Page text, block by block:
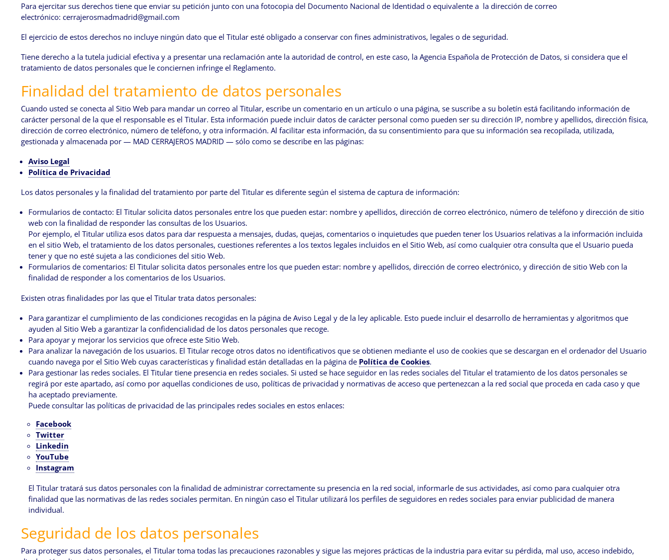
Para ejercitar sus derechos tiene que enviar su petición junto con una fotocopia del Documento Nacional de Identidad o equivalente a la dirección de correo
electrónico: cerrajerosmadmadrid@gmail.com
El ejercicio de estos derechos no incluye ningún dato que el Titular esté obligado a conservar con fines administrativos, legales o de seguridad.
Tiene derecho a la tutela judicial efectiva y a presentar una reclamación ante la autoridad de control, en este caso, la Agencia Española de Protección de Datos, si considera que el
tratamiento de datos personales que le conciernen infringe el Reglamento.
Finalidad del tratamiento de datos personales
Cuando usted se conecta al Sitio Web para mandar un correo al Titular, escribe un comentario en un artículo o una página, se suscribe a su boletín está facilitando información de
carácter personal de la que el responsable es el Titular. Esta información puede incluir datos de carácter personal como pueden ser su dirección IP, nombre y apellidos, dirección física,
dirección de correo electrónico, número de teléfono, y otra información. Al facilitar esta información, da su consentimiento para que su información sea recopilada, utilizada,
gestionada y almacenada por — MAD CERRAJEROS MADRID — sólo como se describe en las páginas:
Aviso Legal
Política de Privacidad
Los datos personales y la finalidad del tratamiento por parte del Titular es diferente según el sistema de captura de información:
Formularios de contacto: El Titular solicita datos personales entre los que pueden estar: nombre y apellidos, dirección de correo electrónico, número de teléfono y dirección de sitio
web con la finalidad de responder las consultas de los Usuarios.
Por ejemplo, el Titular utiliza esos datos para dar respuesta a mensajes, dudas, quejas, comentarios o inquietudes que pueden tener los Usuarios relativas a la información incluida
en el sitio Web, el tratamiento de los datos personales, cuestiones referentes a los textos legales incluidos en el Sitio Web, así como cualquier otra consulta que el Usuario pueda
tener y que no esté sujeta a las condiciones del sitio Web.
Formularios de comentarios: El Titular solicita datos personales entre los que pueden estar: nombre y apellidos, dirección de correo electrónico, y dirección de sitio Web con la
finalidad de responder a los comentarios de los Usuarios.
Existen otras finalidades por las que el Titular trata datos personales:
Para garantizar el cumplimiento de las condiciones recogidas en la página de Aviso Legal y de la ley aplicable. Esto puede incluir el desarrollo de herramientas y algoritmos que
ayuden al Sitio Web a garantizar la confidencialidad de los datos personales que recoge.
Para apoyar y mejorar los servicios que ofrece este Sitio Web.
Para analizar la navegación de los usuarios. El Titular recoge otros datos no identificativos que se obtienen mediante el uso de cookies que se descargan en el ordenador del Usuario
cuando navega por el Sitio Web cuyas características y finalidad están detalladas en la página de Política de Cookies.
Para gestionar las redes sociales. El Titular tiene presencia en redes sociales. Si usted se hace seguidor en las redes sociales del Titular el tratamiento de los datos personales se
regirá por este apartado, así como por aquellas condiciones de uso, políticas de privacidad y normativas de acceso que pertenezcan a la red social que proceda en cada caso y que
ha aceptado previamente.
Puede consultar las políticas de privacidad de las principales redes sociales en estos enlaces:
Facebook
Twitter
Linkedin
YouTube
Instagram
El Titular tratará sus datos personales con la finalidad de administrar correctamente su presencia en la red social, informarle de sus actividades, así como para cualquier otra
finalidad que las normativas de las redes sociales permitan. En ningún caso el Titular utilizará los perfiles de seguidores en redes sociales para enviar publicidad de manera
individual.
Seguridad de los datos personales
Para proteger sus datos personales, el Titular toma todas las precauciones razonables y sigue las mejores prácticas de la industria para evitar su pérdida, mal uso, acceso indebido,